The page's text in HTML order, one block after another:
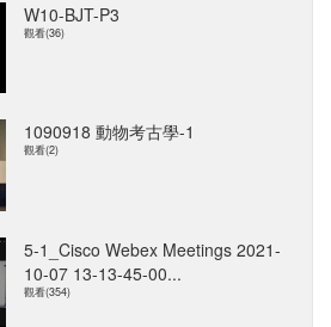
W10-BJT-P3
觀看(36)
1090918 動物考古學-1
觀看(2)
5-1_Cisco Webex Meetings 2021-
10-07 13-13-45-00...
觀看(354)